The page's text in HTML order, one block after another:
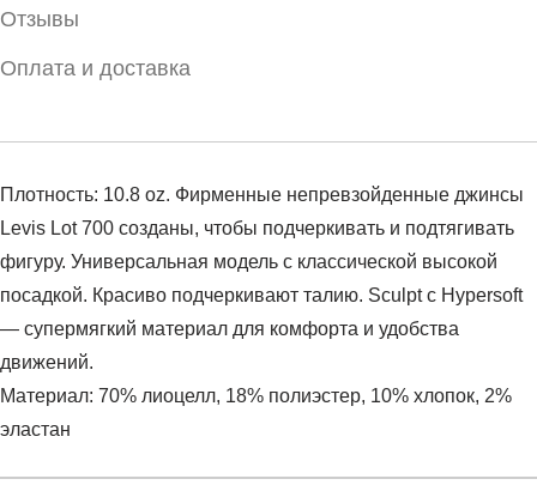
Отзывы
Оплата и доставка
Плотность: 10.8 oz. Фирменные непревзойденные джинсы
Levis Lot 700 созданы, чтобы подчеркивать и подтягивать
фигуру. Универсальная модель с классической высокой
посадкой. Красиво подчеркивают талию. Sculpt с Hypersoft
— супермягкий материал для комфорта и удобства
движений.
Материал: 70% лиоцелл, 18% полиэстер, 10% хлопок, 2%
эластан